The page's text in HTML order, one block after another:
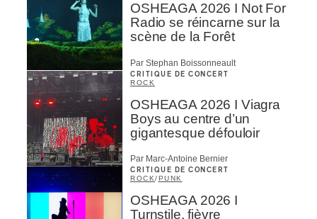
OSHEAGA 2026 I Not For
Radio se réincarne sur la
scène de la Forêt
Par Stephan Boissonneault
CRITIQUE DE CONCERT
ROCK
OSHEAGA 2026 I Viagra
Boys au centre d’un
gigantesque défouloir
Par Marc-Antoine Bernier
CRITIQUE DE CONCERT
ROCK/PUNK
OSHEAGA 2026 I
Turnstile, fièvre